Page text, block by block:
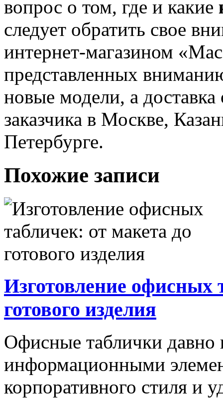
вопрос о том, где и какие
следует обратить свое
интернет-магазином
представленных
новые модели, а
заказчика в Москве,
Петербурге.
Похожие записи
Изготовление офисных
готового изделия
Офисные таблички давно
информационными
корпоративного стиля и